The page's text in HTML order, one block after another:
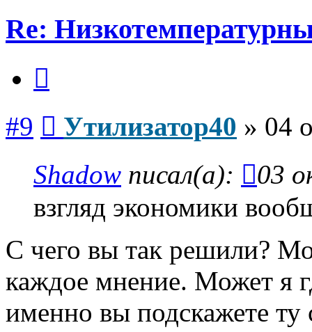
Re:
#9 Утилизатор40 » 04
Shadow писал(а):
03
взгляд экономики
С чего вы так решили?
каждое мнение. Может я
именно вы подскажете